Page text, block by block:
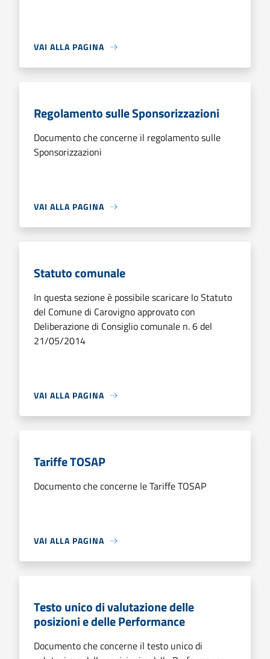
VAI ALLA PAGINA
Regolamento sulle Sponsorizzazioni
Documento che concerne il regolamento sulle
Sponsorizzazioni
VAI ALLA PAGINA
Statuto comunale
In questa sezione è possibile scaricare lo Statuto
del Comune di Carovigno approvato con
Deliberazione di Consiglio comunale n. 6 del
21/05/2014
VAI ALLA PAGINA
Tariffe TOSAP
Documento che concerne le Tariffe TOSAP
VAI ALLA PAGINA
Testo unico di valutazione delle
posizioni e delle Performance
Documento che concerne il testo unico di